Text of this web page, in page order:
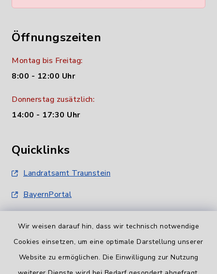
Wir weisen darauf hin, dass wir technisch notwendige
Cookies einsetzen, um eine optimale Darstellung unserer
Website zu ermöglichen. Die Einwilligung zur Nutzung
Öffnungszeiten
Montag bis Freitag:
8:00 - 12:00 Uhr
Donnerstag zusätzlich:
14:00 - 17:30 Uhr
Quicklinks
Landratsamt Traunstein
BayernPortal